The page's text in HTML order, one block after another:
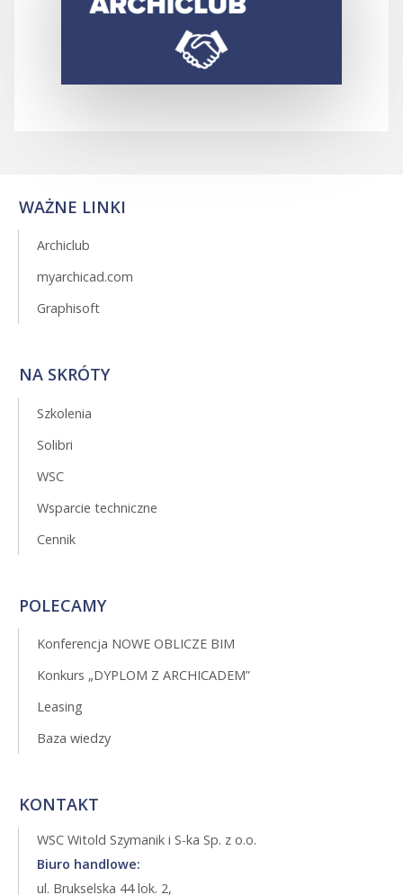
WAŻNE LINKI
Archiclub
myarchicad.com
Graphisoft
NA SKRÓTY
Szkolenia
Solibri
WSC
Wsparcie techniczne
Cennik
POLECAMY
Konferencja NOWE OBLICZE BIM
Konkurs „DYPLOM Z ARCHICADEM”
Leasing
Baza wiedzy
KONTAKT
WSC Witold Szymanik i S-ka Sp. z o.o.
Biuro handlowe:
ul. Brukselska 44 lok. 2,